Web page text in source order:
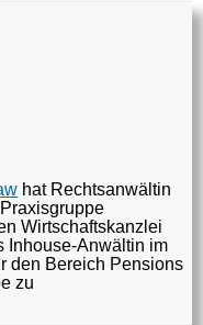
hat Rechtsanwältin
Wirtschaftskanzlei
Inhouse-Anwältin im
den Bereich Pensions
zu